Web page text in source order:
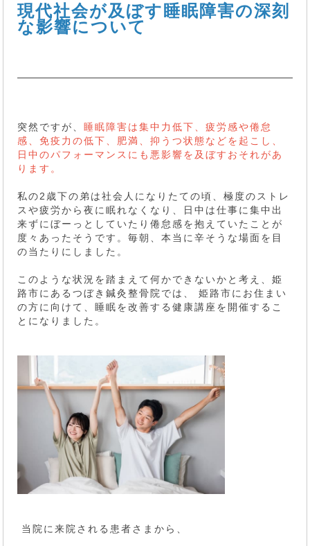
現代社会が及ぼす睡眠障害の深刻
な影響について
突然ですが、 睡眠障害は集中力低下、疲労感や倦怠
感、免疫力の低下、肥満、抑うつ状態などを起こし、
日中のパフォーマンスにも悪影響を及ぼすおそれがあ
ります。
私の2歳下の弟は社会人になりたての頃、極度のストレ
スや疲労から夜に眠れなくなり、日中は仕事に集中出
来ずにぼーっとしていたり倦怠感を抱えていたことが
度々あったそうです。毎朝、本当に辛そうな場面を目
の当たりにしました。
このような状況を踏まえて何かできないかと考え、姫
路市にあるつぼき鍼灸整骨院では、 姫路市にお住まい
の方に向けて、睡眠を改善する健康講座を開催するこ
とになりました。
当院に来院される患者さまから、